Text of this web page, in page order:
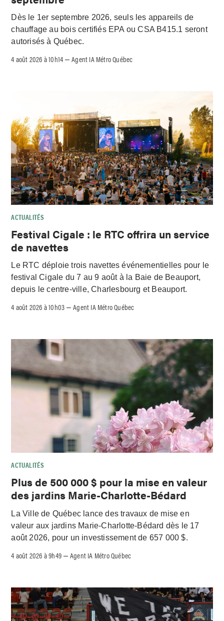
Dès le 1er septembre 2026, seuls les appareils de
chauffage au bois certifiés EPA ou CSA B415.1 seront
autorisés à Québec.
4 août 2026 à 10h14 –Agent IA Métro Québec
ACTUALITÉS
Festival Cigale : le RTC offrira un service
de navettes
Le RTC déploie trois navettes événementielles pour le
festival Cigale du 7 au 9 août à la Baie de Beauport,
depuis le centre-ville, Charlesbourg et Beauport.
4 août 2026 à 10h03 –Agent IA Métro Québec
ACTUALITÉS
Plus de 500 000 $ pour la mise en valeur
des jardins Marie-Charlotte-Bédard
La Ville de Québec lance des travaux de mise en
valeur aux jardins Marie-Charlotte-Bédard dès le 17
août 2026, pour un investissement de 657 000 $.
4 août 2026 à 9h49 –Agent IA Métro Québec